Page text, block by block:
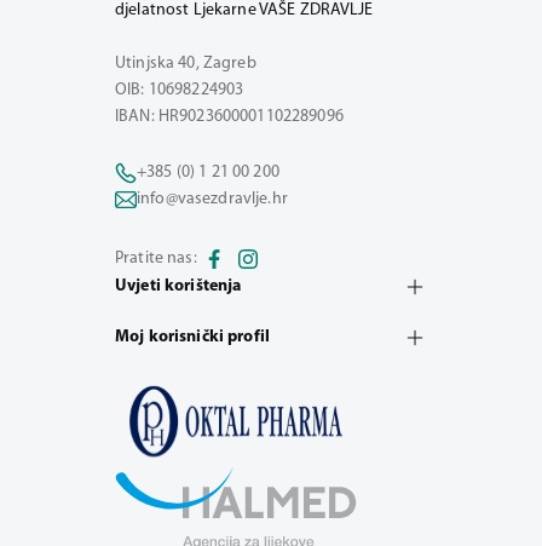
djelatnost Ljekarne VAŠE ZDRAVLJE
Utinjska 40, Zagreb
OIB: 10698224903
IBAN: HR9023600001102289096
+385 (0) 1 21 00 200
info@vasezdravlje.hr
Pratite nas:
Uvjeti korištenja
Moj korisnički profil